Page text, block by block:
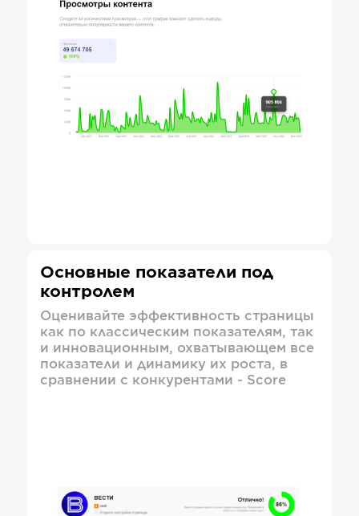
Основные показатели под
контролем
Оценивайте эффективность страницы
как по классическим показателям, так
и инновационным, охватывающем все
показатели и динамику их роста, в
сравнении с конкурентами - Score